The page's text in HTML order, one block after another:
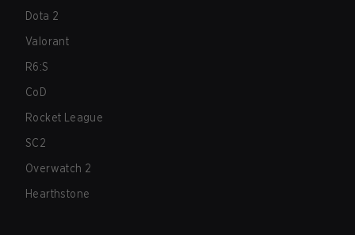
Dota 2
Valorant
R6:S
CoD
Rocket League
SC2
Overwatch 2
Hearthstone